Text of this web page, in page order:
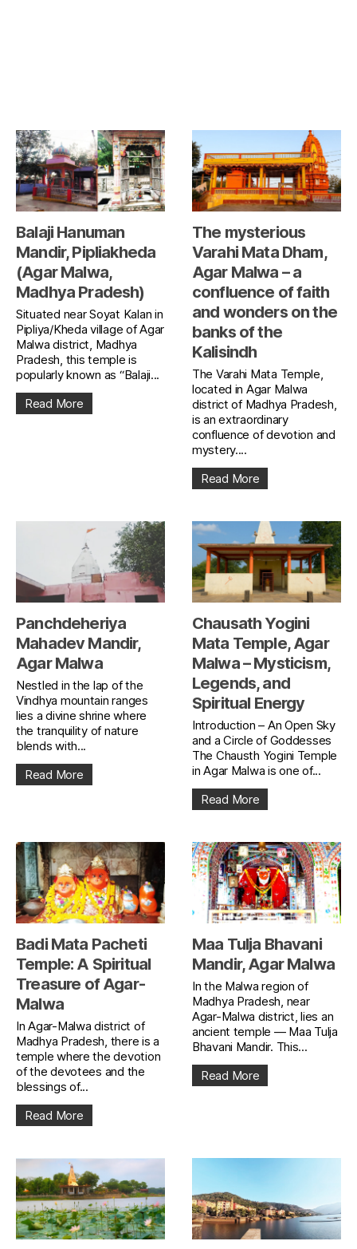
Balaji Hanuman
Mandir, Pipliakheda
(Agar Malwa,
Madhya Pradesh)
Situated near Soyat Kalan in
Pipliya/Kheda village of Agar
Malwa district, Madhya
Pradesh, this temple is
popularly known as “Balaji...
Read More
The mysterious
Varahi Mata Dham,
Agar Malwa – a
confluence of faith
and wonders on the
banks of the
Kalisindh
The Varahi Mata Temple,
located in Agar Malwa
district of Madhya Pradesh,
is an extraordinary
confluence of devotion and
mystery....
Read More
Panchdeheriya
Mahadev Mandir,
Agar Malwa
Nestled in the lap of the
Vindhya mountain ranges
lies a divine shrine where
the tranquility of nature
blends with...
Read More
Chausath Yogini
Mata Temple, Agar
Malwa – Mysticism,
Legends, and
Spiritual Energy
Introduction – An Open Sky
and a Circle of Goddesses
The Chausth Yogini Temple
in Agar Malwa is one of...
Read More
Badi Mata Pacheti
Temple: A Spiritual
Treasure of Agar-
Malwa
In Agar-Malwa district of
Madhya Pradesh, there is a
temple where the devotion
of the devotees and the
blessings of...
Read More
Maa Tulja Bhavani
Mandir, Agar Malwa
In the Malwa region of
Madhya Pradesh, near
Agar-Malwa district, lies an
ancient temple — Maa Tulja
Bhavani Mandir. This...
Read More